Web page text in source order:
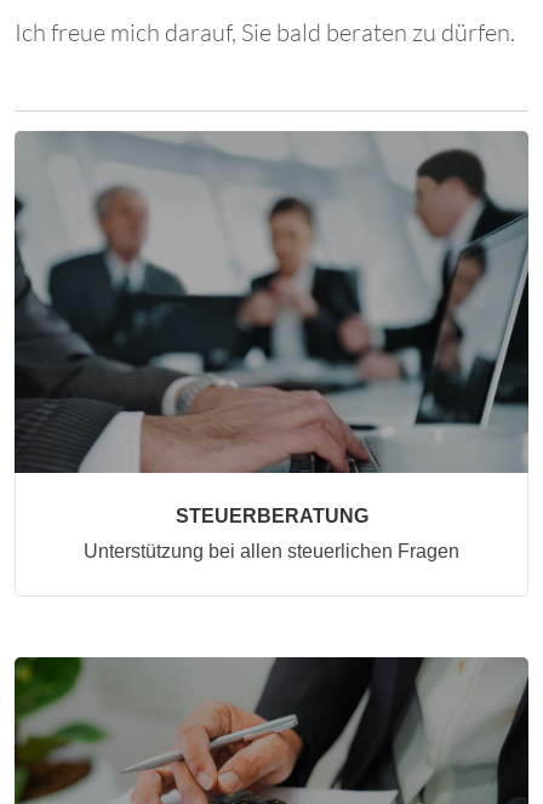
Ich freue mich darauf, Sie bald beraten zu dürfen.
STEUERBERATUNG
Unterstützung bei allen steuerlichen Fragen